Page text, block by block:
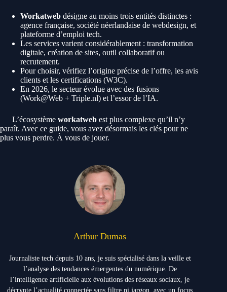
Workatweb désigne au moins trois entités distinctes :
agence française, société néerlandaise de webdesign, et
plateforme d’emploi tech.
Les services varient considérablement : transformation
digitale, création de sites, outil collaboratif ou
recrutement.
Pour choisir, vérifiez l’origine précise de l’offre, les avis
clients et les certifications (W3C).
En 2026, le secteur évolue avec des fusions
(Work@Web + Triple.nl) et l’essor de l’IA.
L’écosystème workatweb est plus complexe qu’il n’y
paraît. Avec ce guide, vous avez désormais les clés pour ne
plus vous perdre. À vous de jouer.
Arthur Dumas
Journaliste tech depuis 10 ans, je suis spécialisé dans la veille et
l’analyse des tendances émergentes du numérique. De
l’intelligence artificielle aux évolutions des réseaux sociaux, je
décrypte l’actualité connectée sans filtre ni jargon, avec un focus